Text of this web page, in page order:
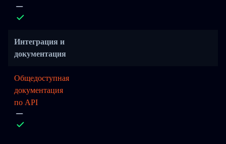
Интеграция и
документация
Общедоступная
документация
по API